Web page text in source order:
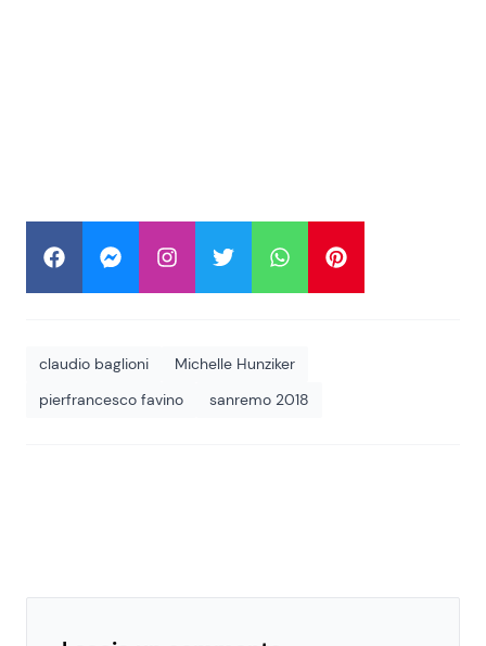
claudio baglioni
Michelle Hunziker
pierfrancesco favino
sanremo 2018